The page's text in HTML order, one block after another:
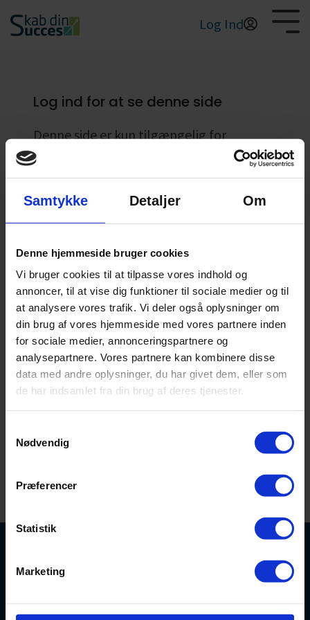
Samtykke Detaljer Om
Denne hjemmeside bruger cookies
Vi bruger cookies til at tilpasse vores indhold og
annoncer, til at vise dig funktioner til sociale medier og til
at analysere vores trafik. Vi deler også oplysninger om
din brug af vores hjemmeside med vores partnere inden
for sociale medier, annonceringspartnere og
analysepartnere. Vores partnere kan kombinere disse
data med andre oplysninger, du har givet dem, eller som
de har indsamlet fra din brug af deres tjenester.
Nødvendig
Præferencer
Statistik
Marketing
Log Ind
Produkt
Log ind for at se denne side
Denne side er kun tilgængelig for
registrerede brugere. Har du endnu ikke
oprettet dig som bruger, er du
skabdinsucces@frie.dk
Password* Show password
Husk mig Glemt password?